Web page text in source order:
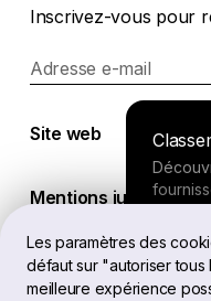
Les paramètres des
défaut sur "autoriser
meilleure expérience
Outil
Inscrivez-vous pour
Adresse e-mail
Site web
Mentions juridiques